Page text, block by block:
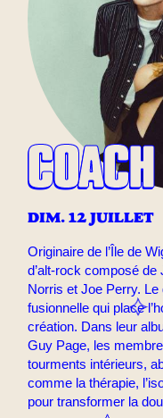
DIM. 12 JUILLET
Originaire de l’Île de
d’alt-rock composé
Norris et Joe Perry.
fusionnelle qui place
création. Dans leur
Guy Page, les
tourments intérieurs,
comme la thérapie,
pour transformer la